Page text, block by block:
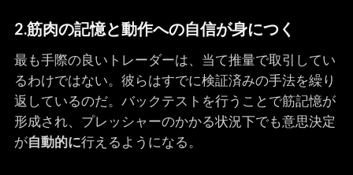
2.筋肉の記憶と動作への自信が身につく
最も手際の良いトレーダーは、当て推量で取引してい
るわけではない。彼らはすでに検証済みの手法を繰り
返しているのだ。バックテストを行うことで筋記憶が
形成され、プレッシャーのかかる状況下でも意思決定
が自動的に行えるようになる。